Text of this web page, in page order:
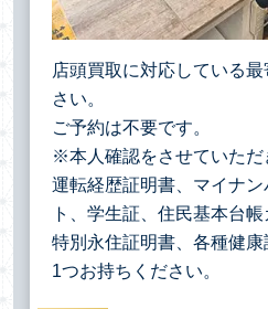
店頭買取に対応している
さい。
ご予約は不要です。
※本人確認をさせていただ
運転経歴証明書、マイナ
ト、学生証、住民基本台
特別永住証明書、各種健
1つお持ちください。